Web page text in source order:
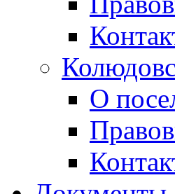
О